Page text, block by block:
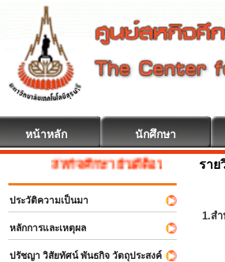
หน้าหลัก นักศึกษา
สหกิจศึกษา ยินดีต้อนรับ
ประวัติความเป็นมา
หลักการและเหตุผล
ปรัชญา วิสัยทัศน์ พันธกิจ วัตถุประสงค์
ราย
1.ส